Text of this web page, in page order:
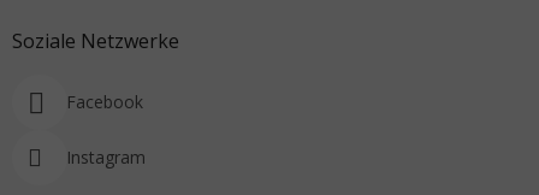
Soziale Netzwerke
Facebook
Instagram